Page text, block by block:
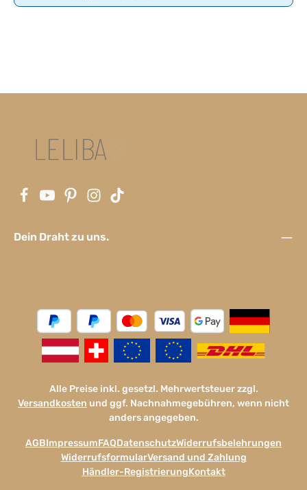
Dein Draht zu uns.
Alle Preise inkl. gesetzl. Mehrwertsteuer zzgl.
Versandkosten und ggf. Nachnahmegebühren, wenn nicht
anders angegeben.
AGBImpressumFAQDatenschutzWiderrufsbelehrungen
WiderrufsformularVersand und Zahlung
Händler-RegistrierungKontakt